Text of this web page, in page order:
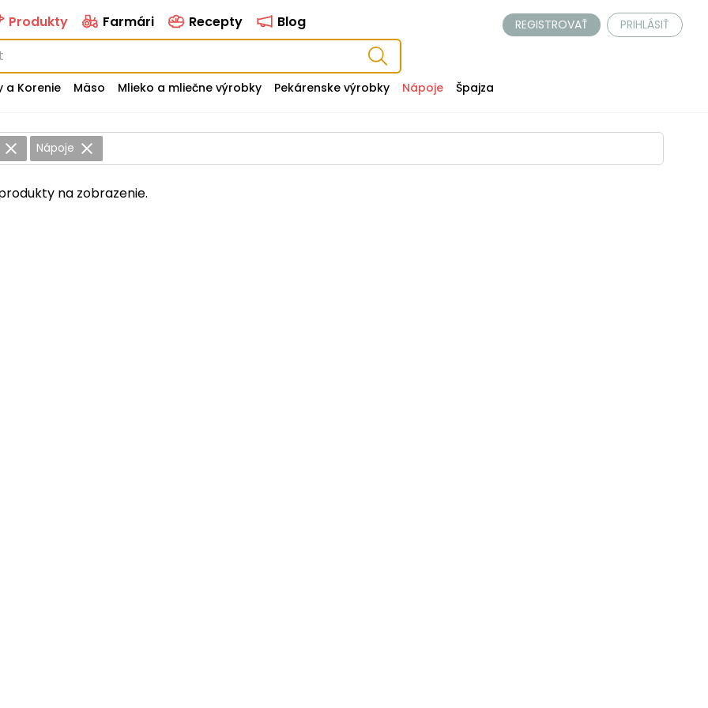
Produkty Farmári Recepty Blog REGISTROVAŤ PRIHLÁSIŤ
a Korenie Mäso Mlieko a mliečne výrobky Pekárenske výrobky Nápoje Špajza
Nápoje
na zobrazenie.